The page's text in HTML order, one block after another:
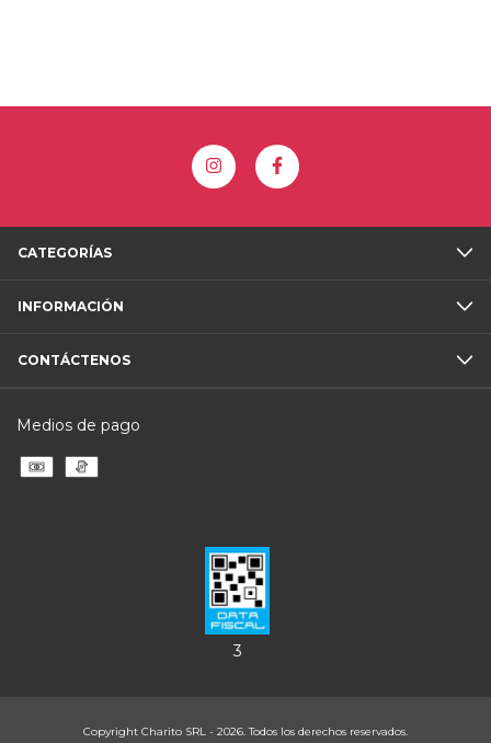
CATEGORÍAS
INFORMACIÓN
CONTÁCTENOS
Medios de pago
3
Copyright Charito SRL - 2026. Todos los derechos reservados.